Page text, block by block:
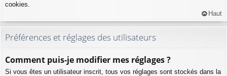
cookies.
Haut
Préférences et réglages des utilisateurs
Comment puis-je modifier mes réglages ?
Si vous êtes un utilisateur inscrit, tous vos réglages sont stockés dans la